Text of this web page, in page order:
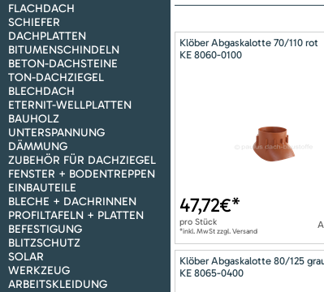
FLACHDACH
SCHIEFER
DACHPLATTEN
BITUMENSCHINDELN
BETON-DACHSTEINE
TON-DACHZIEGEL
BLECHDACH
ETERNIT-WELLPLATTEN
BAUHOLZ
UNTERSPANNUNG
DÄMMUNG
ZUBEHÖR FÜR DACHZIEGEL
FENSTER + BODENTREPPEN
EINBAUTEILE
BLECHE + DACHRINNEN
PROFILTAFELN + PLATTEN
BEFESTIGUNG
BLITZSCHUTZ
SOLAR
WERKZEUG
ARBEITSKLEIDUNG
Klöber Abgaskalotte 70/110 rot
KE 8060-0100
47,72€*
pro Stück
*inkl. MwSt zzgl. Versand
Klöber Abgaskalotte 80/125
KE 8065-0400